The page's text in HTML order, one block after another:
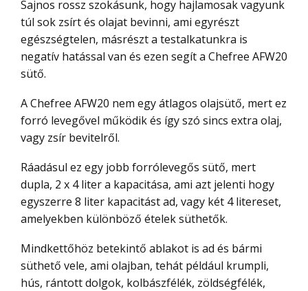
Sajnos rossz szokásunk, hogy hajlamosak vagyunk
túl sok zsírt és olajat bevinni, ami egyrészt
egészségtelen, másrészt a testalkatunkra is
negatív hatással van és ezen segít a Chefree AFW20
sütő.
A Chefree AFW20 nem egy átlagos olajsütő, mert ez
forró levegővel működik és így szó sincs extra olaj,
vagy zsír bevitelről.
Ráadásul ez egy jobb forrólevegős sütő, mert
dupla, 2 x 4 liter a kapacitása, ami azt jelenti hogy
egyszerre 8 liter kapacitást ad, vagy két 4 litereset,
amelyekben különböző ételek süthetők.
Mindkettőhöz betekintő ablakot is ad és bármi
süthető vele, ami olajban, tehát például krumpli,
hús, rántott dolgok, kolbászfélék, zöldségfélék,